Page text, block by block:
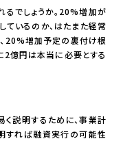
でしょうか。20%増加が
いるのか、はたまた経常
20%増加予定の裏付け根
2億円は本当に必要とする
説明するために、事業計
すれば融資実行の可能性